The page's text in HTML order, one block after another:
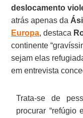
deslocamento
atrás apenas da
Europa, destaca
continente
sejam elas
em entrevista
Trata-se de
procurar “refúgio